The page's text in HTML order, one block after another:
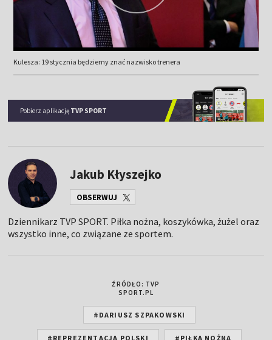
Kulesza: 19 stycznia będziemy znać nazwisko trenera
Pobierz aplikację TVP SPORT
Jakub Kłyszejko
OBSERWUJ
Dziennikarz TVP SPORT. Piłka nożna, koszykówka, żużel oraz
wszystko inne, co związane ze sportem.
ŹRÓDŁO: TVP
SPORT.PL
#DARIUSZ SZPAKOWSKI
#REPREZENTACJA POLSKI #PIŁKA NOŻNA